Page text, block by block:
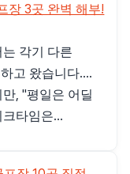
장 3곳 완벽 해부!
각기 다른
고 왔습니다....
, "평일은 어딜
타임은...